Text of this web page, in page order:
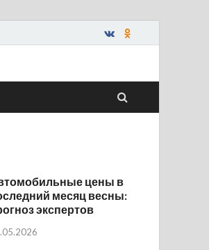
цены в
месяц весны:
экспертов